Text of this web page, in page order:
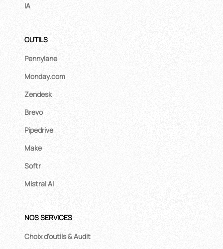
IA
OUTILS
Pennylane
Monday.com
Zendesk
Brevo
Pipedrive
Make
Softr
Mistral AI
NOS SERVICES
Choix d'outils & Audit